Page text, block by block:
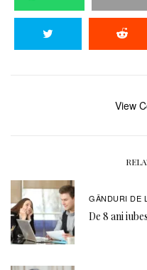
View
GÂNDURI DE
De 8 ani